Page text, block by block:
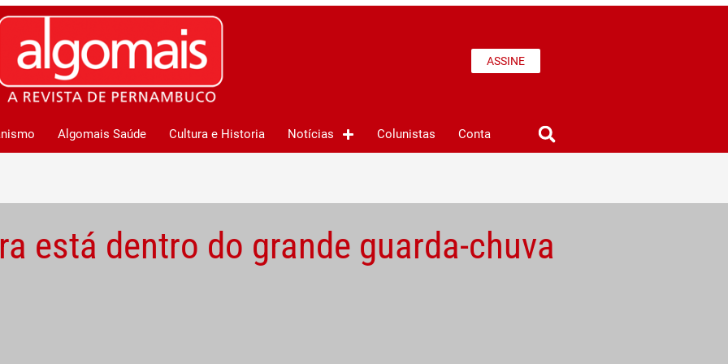
ASSINE
Algomais Saúde Cultura e Historia Notícias Colunistas Conta
está dentro do grande guarda-chuva